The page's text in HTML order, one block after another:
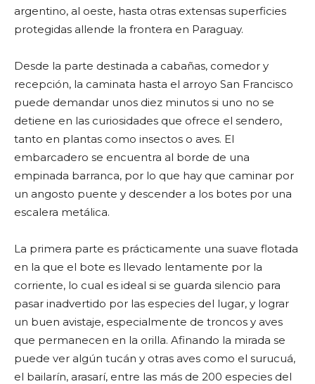
argentino, al oeste, hasta otras extensas superficies
protegidas allende la frontera en Paraguay.
Desde la parte destinada a cabañas, comedor y
recepción, la caminata hasta el arroyo San Francisco
puede demandar unos diez minutos si uno no se
detiene en las curiosidades que ofrece el sendero,
tanto en plantas como insectos o aves. El
embarcadero se encuentra al borde de una
empinada barranca, por lo que hay que caminar por
un angosto puente y descender a los botes por una
escalera metálica.
La primera parte es prácticamente una suave flotada
en la que el bote es llevado lentamente por la
corriente, lo cual es ideal si se guarda silencio para
pasar inadvertido por las especies del lugar, y lograr
un buen avistaje, especialmente de troncos y aves
que permanecen en la orilla. Afinando la mirada se
puede ver algún tucán y otras aves como el surucuá,
el bailarín, arasarí, entre las más de 200 especies del